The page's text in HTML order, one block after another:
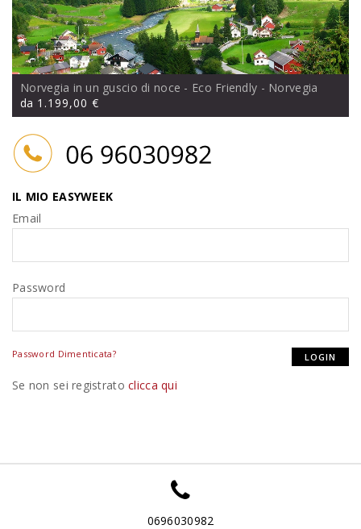
Norvegia in un guscio di noce - Eco Friendly - Norvegia
da 1.199,00 €
IL MIO EASYWEEK
Email
Password
Password Dimenticata?
Se non sei registratoclicca qui
0696030982